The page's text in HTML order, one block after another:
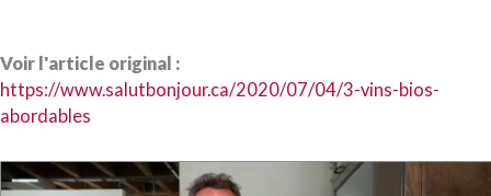
Voir l'article original :
https://www.salutbonjour.ca/2020/07/04/3-vins-bios-
abordables